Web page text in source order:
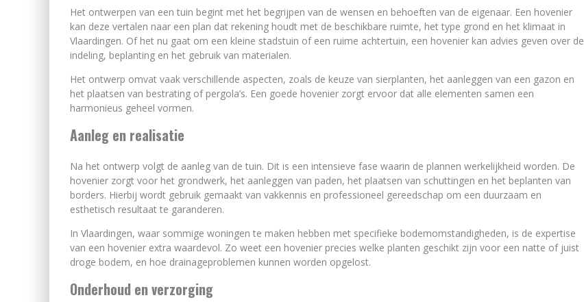
Het ontwerpen van een tuin begint met het begrijpen van de wensen en behoeften van de eigenaar. Een hovenier
kan deze vertalen naar een plan dat rekening houdt met de beschikbare ruimte, het type grond en het klimaat in
Vlaardingen. Of het nu gaat om een kleine stadstuin of een ruime achtertuin, een hovenier kan advies geven over de
indeling, beplanting en het gebruik van materialen.
Het ontwerp omvat vaak verschillende aspecten, zoals de keuze van sierplanten, het aanleggen van een gazon en
het plaatsen van bestrating of pergola’s. Een goede hovenier zorgt ervoor dat alle elementen samen een
harmonieus geheel vormen.
Aanleg en realisatie
Na het ontwerp volgt de aanleg van de tuin. Dit is een intensieve fase waarin de plannen werkelijkheid worden. De
hovenier zorgt voor het grondwerk, het aanleggen van paden, het plaatsen van schuttingen en het beplanten van
borders. Hierbij wordt gebruik gemaakt van vakkennis en professioneel gereedschap om een duurzaam en
esthetisch resultaat te garanderen.
In Vlaardingen, waar sommige woningen te maken hebben met specifieke bodemomstandigheden, is de expertise
van een hovenier extra waardevol. Zo weet een hovenier precies welke planten geschikt zijn voor een natte of juist
droge bodem, en hoe drainageproblemen kunnen worden opgelost.
Onderhoud en verzorging